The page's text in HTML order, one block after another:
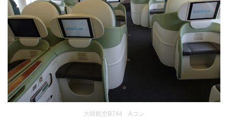
大韓航空B744 Aコン